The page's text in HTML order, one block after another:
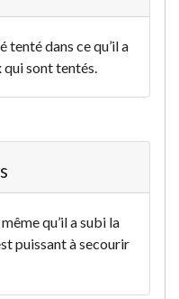
tenté dans ce qu’il a
sont tentés.
qu’il a subi la
puissant à secourir